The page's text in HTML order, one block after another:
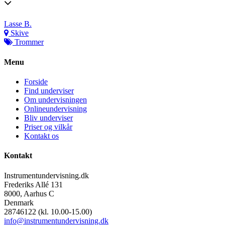
Lasse B.
Skive
Trommer
Menu
Forside
Find underviser
Om undervisningen
Onlineundervisning
Bliv underviser
Priser og vilkår
Kontakt os
Kontakt
Instrumentundervisning.dk
Frederiks Allé 131
8000, Aarhus C
Denmark
28746122 (kl. 10.00-15.00)
info@instrumentundervisning.dk